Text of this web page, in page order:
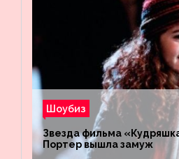
Шоубиз
Звезда фильма
Портер вышла замуж